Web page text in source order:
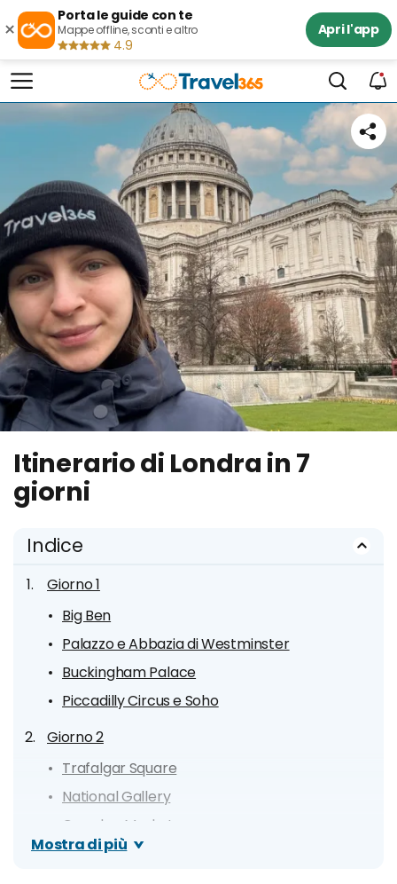
×
Porta le guide con te
Mappe offline, sconti e altro
4.9
Apri l'app
Itinerario di Londra in 7
giorni
Indice
Giorno 1
Big Ben
Palazzo e Abbazia di Westminster
Buckingham Palace
Piccadilly Circus e Soho
Giorno 2
Trafalgar Square
National Gallery
Camden Market
Mostra di più